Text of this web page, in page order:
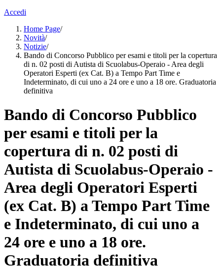
Accedi
Home Page/
Novità/
Notizie/
Bando di Concorso Pubblico per esami e titoli per la copertura
di n. 02 posti di Autista di Scuolabus-Operaio - Area degli
Operatori Esperti (ex Cat. B) a Tempo Part Time e
Indeterminato, di cui uno a 24 ore e uno a 18 ore. Graduatoria
definitiva
Bando di Concorso Pubblico
per esami e titoli per la
copertura di n. 02 posti di
Autista di Scuolabus-Operaio -
Area degli Operatori Esperti
(ex Cat. B) a Tempo Part Time
e Indeterminato, di cui uno a
24 ore e uno a 18 ore.
Graduatoria definitiva